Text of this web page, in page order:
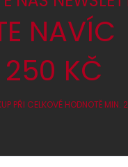
NAVÍC
250 KČ
PŘI CELKOVÉ HODNOTĚ